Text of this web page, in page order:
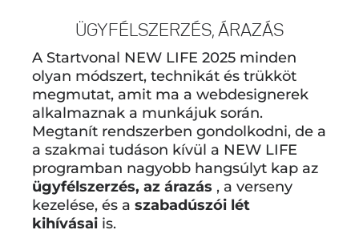
ÜGYFÉLSZERZÉS, ÁRAZÁS
A Startvonal NEW LIFE 2025 minden
olyan módszert, technikát és trükköt
megmutat, amit ma a webdesignerek
alkalmaznak a munkájuk során.
Megtanít rendszerben gondolkodni, de a
a szakmai tudáson kívül a NEW LIFE
programban nagyobb hangsúlyt kap az
ügyfélszerzés, az árazás , a verseny
kezelése, és a szabadúszói lét
kihívásai is.